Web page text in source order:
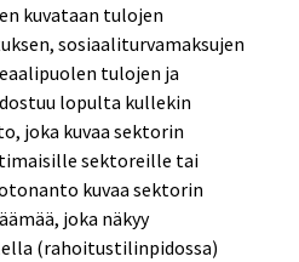
kuvataan tulojen
sosiaaliturvamaksujen
tulojen ja
lopulta kullekin
joka kuvaa sektorin
sektoreille tai
kuvaa sektorin
joka näkyy
(rahoitustilinpidossa)